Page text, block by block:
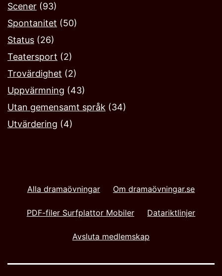
Scener (93)
Spontanitet (50)
Status (26)
Teatersport (2)
Trovärdighet (2)
Uppvärmning (43)
Utan gemensamt språk (34)
Utvärdering (4)
Alla dramaövningar Om dramaövningar.se
PDF-filer Surfplattor Mobiler Datariktlinjer
Avsluta medlemskap